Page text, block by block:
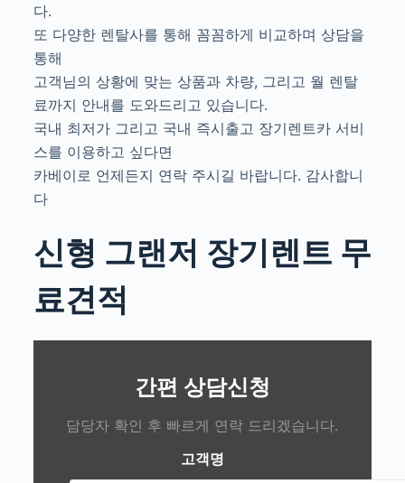
다.
또 다양한 렌탈사를 통해 꼼꼼하게 비교하며 상담을
통해
고객님의 상황에 맞는 상품과 차량, 그리고 월 렌탈
료까지 안내를 도와드리고 있습니다.
국내 최저가 그리고 국내 즉시출고 장기렌트카 서비
스를 이용하고 싶다면
카베이로 언제든지 연락 주시길 바랍니다. 감사합니
다
신형 그랜저 장기렌트 무
료견적
간편 상담신청
담당자 확인 후 빠르게 연락 드리겠습니다.
고객명